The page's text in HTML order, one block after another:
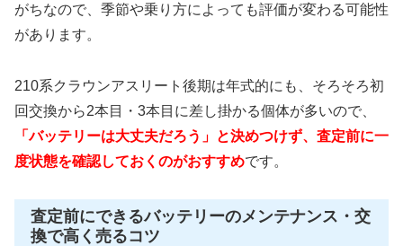
がちなので、季節や乗り方によっても評価が変わる可能性
があります。
210系クラウンアスリート後期は年式的にも、そろそろ初
回交換から2本目・3本目に差し掛かる個体が多いので、
「バッテリーは大丈夫だろう」と決めつけず、査定前に一
度状態を確認しておくのがおすすめです。
査定前にできるバッテリーのメンテナンス・交
換で高く売るコツ